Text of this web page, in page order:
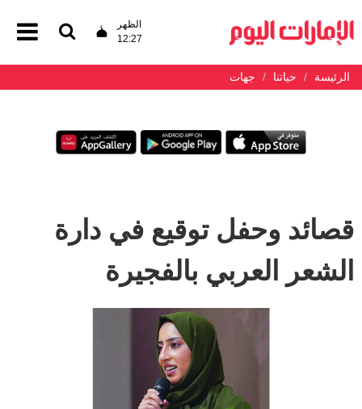
الظهر
12:27
الرئيسة حياتنا جهات
قصائد وحفل توقيع في دارة
الشعر العربي بالفجيرة